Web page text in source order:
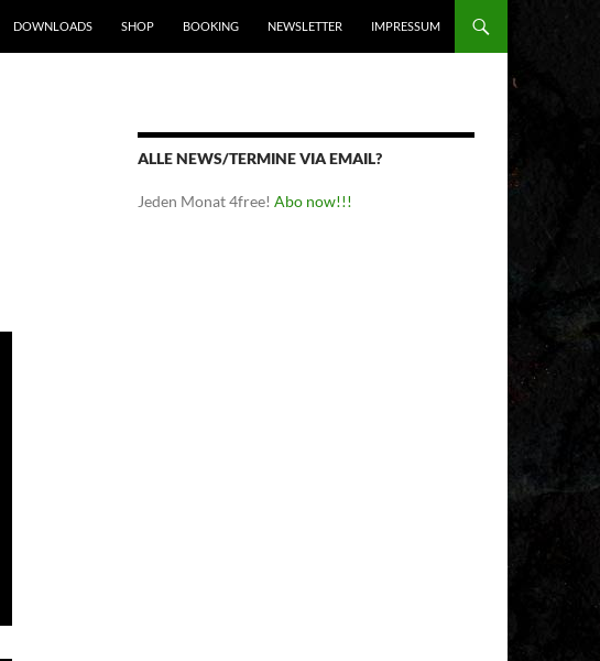
DOWNLOADS SHOP BOOKING NEWSLETTER IMPRESSUM
ALLE NEWS/TERMINE VIA EMAIL?
Jeden Monat 4free! Abo now!!!